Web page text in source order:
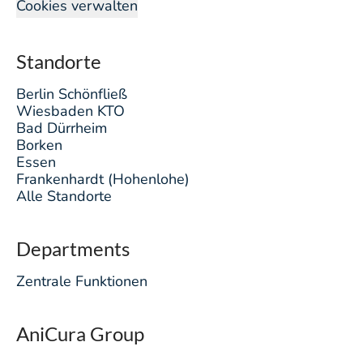
Cookies verwalten
Standorte
Berlin Schönfließ
Wiesbaden KTO
Bad Dürrheim
Borken
Essen
Frankenhardt (Hohenlohe)
Alle Standorte
Departments
Zentrale Funktionen
AniCura Group